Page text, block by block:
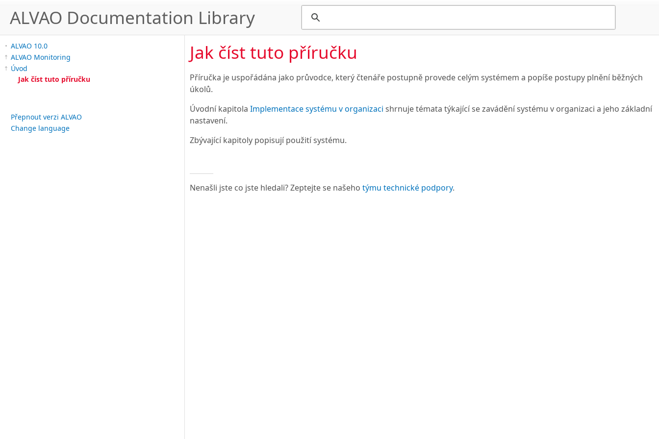
ALVAO Documentation Library
ALVAO 10.0
ALVAO Monitoring
Úvod
Jak číst tuto příručku
Přepnout verzi ALVAO
Change language
Jak číst tuto příručku
Příručka je uspořádána jako průvodce, který čtenáře postupně provede celým systémem a popíše postupy plnění běžných
úkolů.
Úvodní kapitola Implementace systému v organizaci shrnuje témata týkající se zavádění systému v organizaci a jeho základní
nastavení.
Zbývající kapitoly popisují použití systému.
Nenašli jste co jste hledali? Zeptejte se našeho týmu technické podpory.